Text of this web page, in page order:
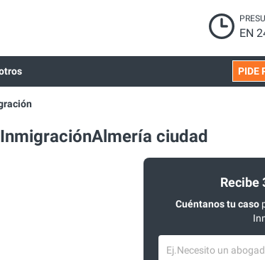
EN
PIDE
ciudad
Recibe
Cuéntanos tu caso